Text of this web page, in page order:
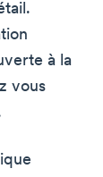
à la
vous